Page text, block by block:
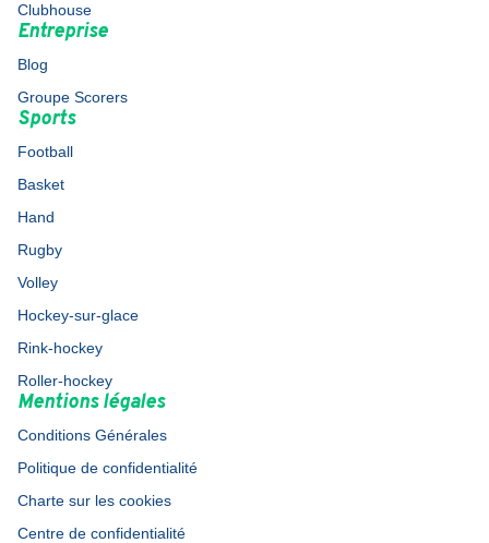
Clubhouse
Entreprise
Blog
Groupe Scorers
Sports
Football
Basket
Hand
Rugby
Volley
Hockey-sur-glace
Rink-hockey
Roller-hockey
Mentions légales
Conditions Générales
Politique de confidentialité
Charte sur les cookies
Centre de confidentialité